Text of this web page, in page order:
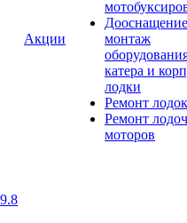
Акции
монтаж
катера и
лодки
Ремонт
Ремонт
моторов